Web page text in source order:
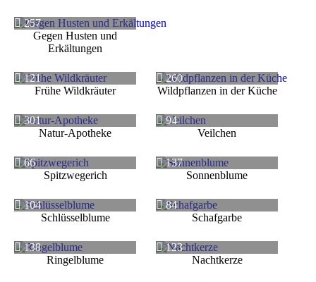
257
Gegen Husten und
Erkältungen
121
Frühe Wildkräuter
260
Wildpflanzen in der Küche
301
Natur-Apotheke
94
Veilchen
66
Spitzwegerich
137
Sonnenblume
104
Schlüsselblume
84
Schafgarbe
138
Ringelblume
123
Nachtkerze